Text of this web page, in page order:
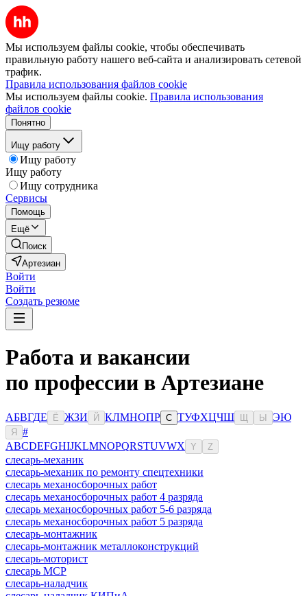
Мы используем файлы cookie, чтобы обеспечивать
правильную работу нашего веб-сайта и анализировать сетевой
трафик.
Правила использования файлов cookie
Мы используем файлы cookie. Правила использования
файлов cookie
Понятно
Ищу работу
Ищу работу
Ищу работу
Ищу сотрудника
Сервисы
Помощь
Ещё
Поиск
Артезиан
Войти
Войти
Создать резюме
Работа и вакансии
по профессии в Артезиане
АБВГДЕ Ё ЖЗИ Й КЛМНОПР С ТУФХЦЧШ Ы ЭЮ
Я
#
ABCDEFGHIJKLMNOPQRSTUVWX Y Z
слесарь-механик
слесарь-механик по ремонту спецтехники
слесарь механосборочных работ
слесарь механосборочных работ 4 разряда
слесарь механосборочных работ 5-6 разряда
слесарь механосборочных работ 5 разряда
слесарь-монтажник
слесарь-монтажник металлоконструкций
слесарь-моторист
слесарь МСР
слесарь-наладчик